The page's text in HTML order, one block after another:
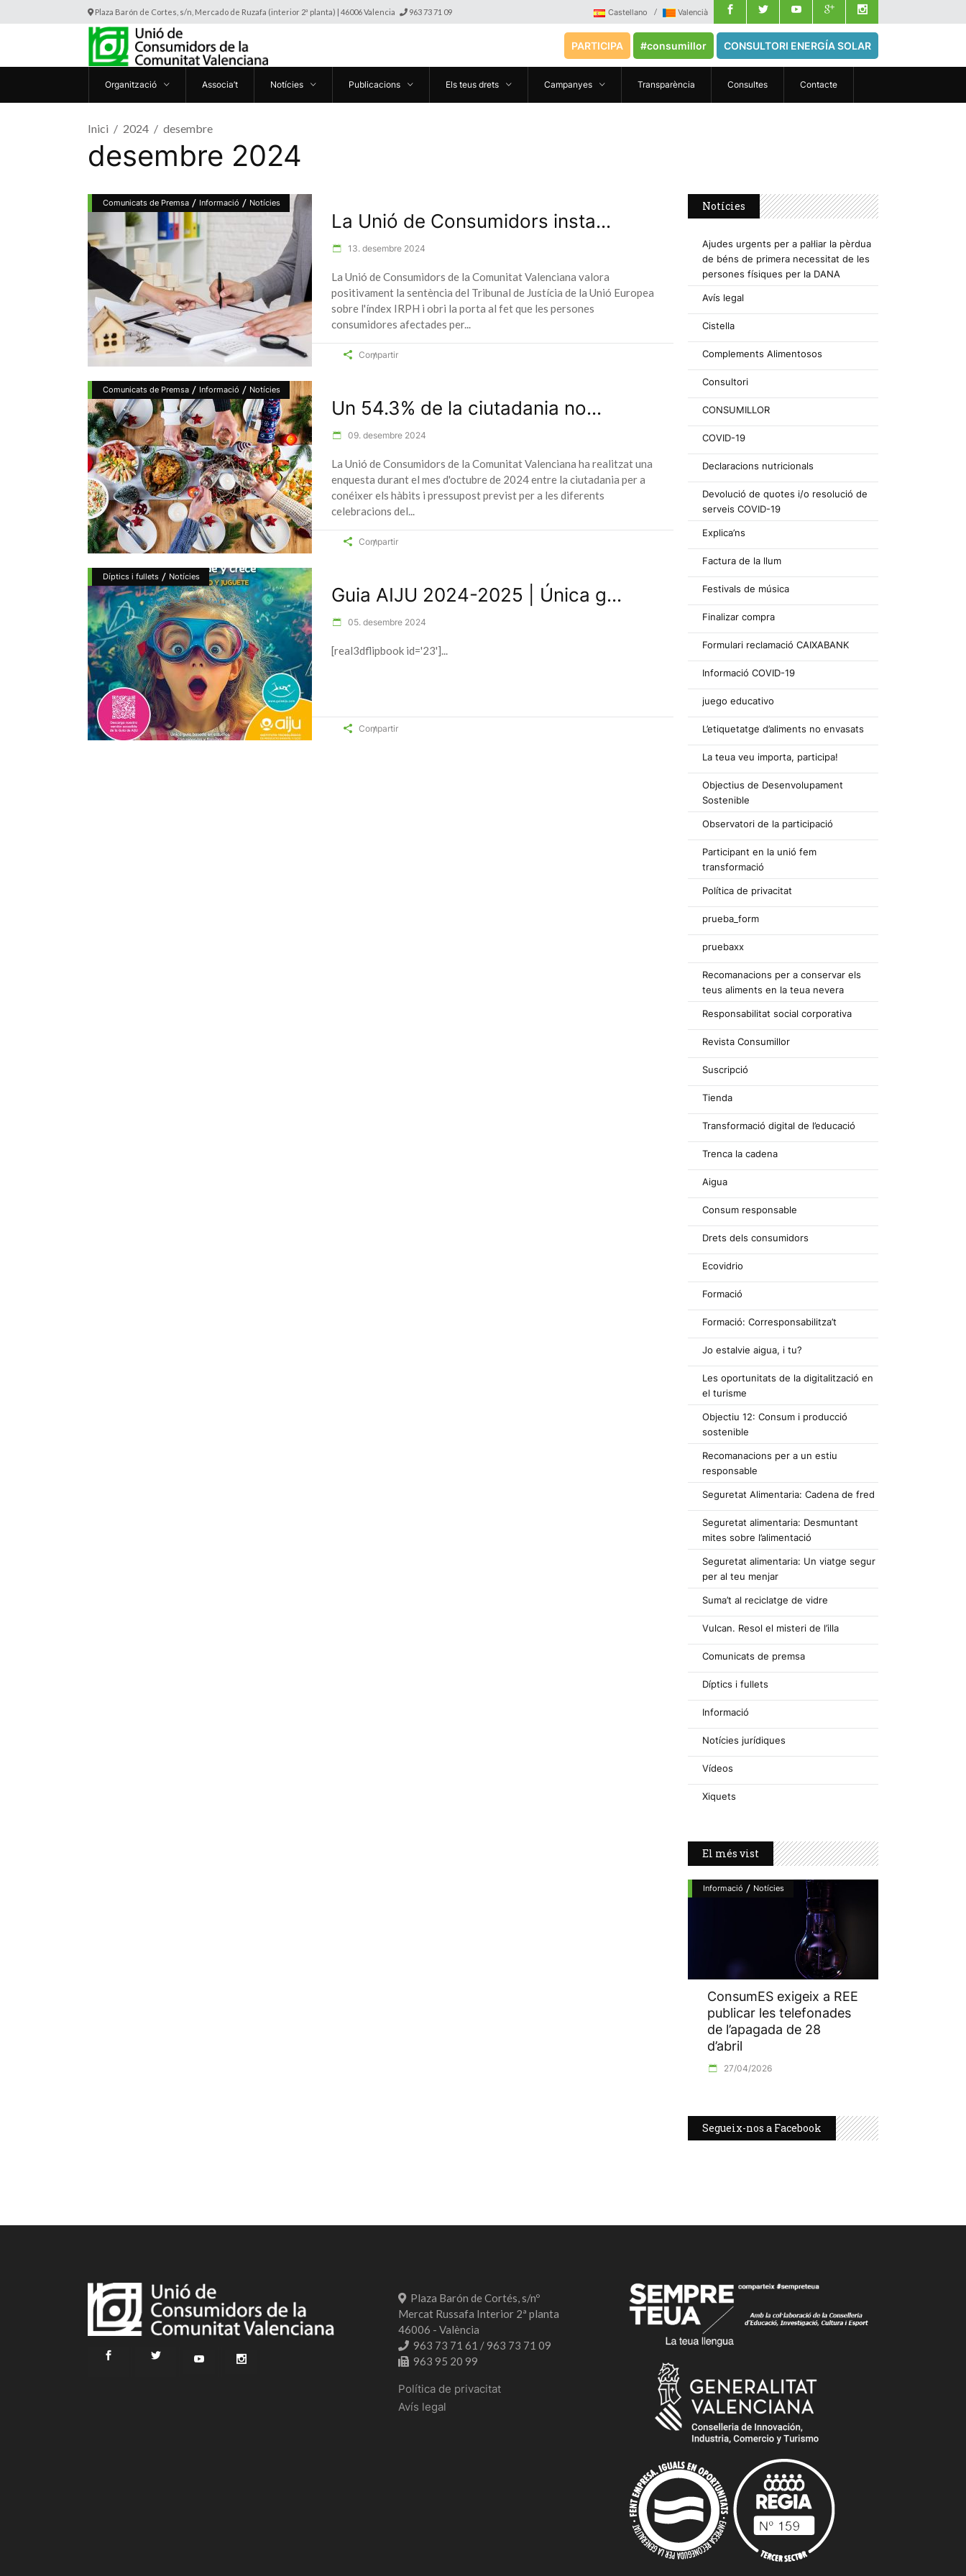
Plaza Barón de Cortes, s/n, Mercado de Ruzafa (interior 2ª planta) | 46006 Valencia 963 73 71 09 Castellano Valencià
PARTICIPA #consumillor CONSULTORI ENERGÍA SOLAR
Organització Associa’t Notícies Publicacions Els teus drets Campanyes Transparència Consultes Contacte
Inici 2024 desembre
desembre 2024
Comunicats de Premsa / Informació / Notícies
La Unió de Consumidors insta...
13. desembre 2024
La Unió de Consumidors de la Comunitat Valenciana valora
positivament la sentència del Tribunal de Justícia de la Unió Europea
sobre l'índex IRPH i obri la porta al fet que les persones
consumidores afectades per
Compartir
Comunicats de Premsa / Informació / Notícies
Un 54.3% de la ciutadania no...
09. desembre 2024
La Unió de Consumidors de la Comunitat Valenciana ha realitzat una
enquesta durant el mes d'octubre de 2024 entre la ciutadania per a
conéixer els hàbits i pressupost previst per a les diferents
celebracions del
Compartir
Díptics i fullets / Notícies
Guia AIJU 2024-2025 | Única g...
05. desembre 2024
[real3dflipbook id='23']
Compartir
Notícies
Ajudes urgents per a pal·liar la pèrdua
de béns de primera necessitat de les
persones físiques per la DANA
Avís legal
Cistella
Complements Alimentosos
Consultori
CONSUMILLOR
COVID-19
Declaracions nutricionals
Devolució de quotes i/o resolució de
serveis COVID-19
Explica’ns
Factura de la llum
Festivals de música
Finalizar compra
Formulari reclamació CAIXABANK
Informació COVID-19
juego educativo
L’etiquetatge d’aliments no envasats
La teua veu importa, participa!
Objectius de Desenvolupament
Sostenible
Observatori de la participació
Participant en la unió fem
transformació
Política de privacitat
prueba_form
pruebaxx
Recomanacions per a conservar els
teus aliments en la teua nevera
Responsabilitat social corporativa
Revista Consumillor
Suscripció
Tienda
Transformació digital de l’educació
Trenca la cadena
Aigua
Consum responsable
Drets dels consumidors
Ecovidrio
Formació
Formació: Corresponsabilitza’t
Jo estalvie aigua, i tu?
Les oportunitats de la digitalització en
el turisme
Objectiu 12: Consum i producció
sostenible
Recomanacions per a un estiu
responsable
Seguretat Alimentaria: Cadena de fred
Seguretat alimentaria: Desmuntant
mites sobre l’alimentació
Seguretat alimentaria: Un viatge segur
per al teu menjar
Suma’t al reciclatge de vidre
Vulcan. Resol el misteri de l’illa
Comunicats de premsa
Díptics i fullets
Informació
Notícies jurídiques
Vídeos
Xiquets
El més vist
Informació / Notícies
ConsumES exigeix a REE
publicar les telefonades
de l’apagada de 28
d’abril
27/04/2026
Segueix-nos a Facebook
Plaza Barón de Cortés, s/nº
Mercat Russafa Interior 2ª planta
46006 - València
963 73 71 61 / 963 73 71 09
963 95 20 99
Política de privacitat
Avís legal